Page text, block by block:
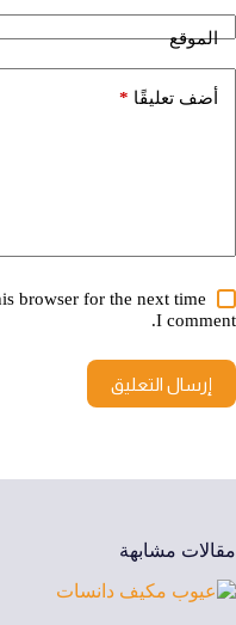
الموقع
أضف تعليقًا *
browser for the next time
I comment.
إرسال التعليق
مقالات مشابهة